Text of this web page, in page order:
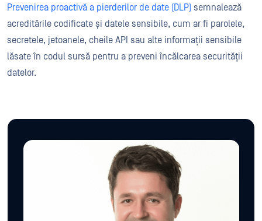
Prevenirea proactivă a pierderilor de date (DLP) semnalează
acreditările codificate și datele sensibile, cum ar fi parolele,
secretele, jetoanele, cheile API sau alte informații sensibile
lăsate în codul sursă pentru a preveni încălcarea securității
datelor.